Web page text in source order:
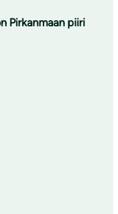
Pirkanmaan piiri